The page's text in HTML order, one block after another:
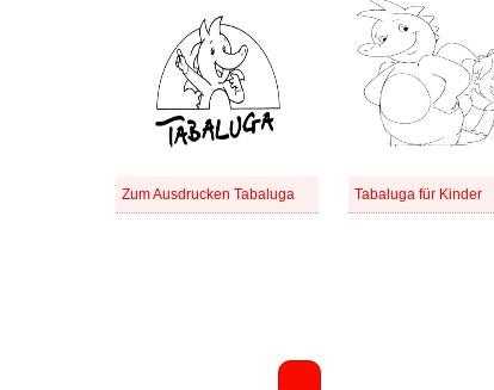
Zum Ausdrucken Tabaluga Tabaluga für Kinder